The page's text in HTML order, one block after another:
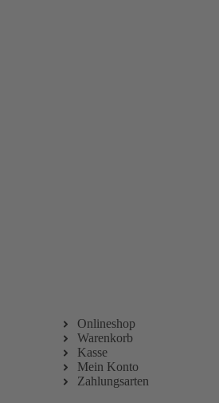
Onlineshop
Warenkorb
Kasse
Mein Konto
Zahlungsarten